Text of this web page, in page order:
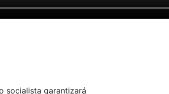
socialista garantizará